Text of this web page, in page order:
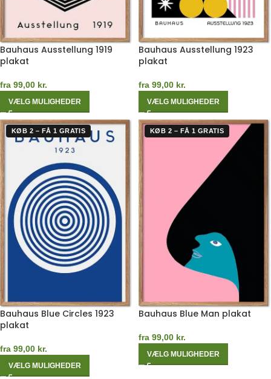
Bauhaus Ausstellung 1919
plakat
fra 99,00 kr.
VÆLG MULIGHEDER
Bauhaus Ausstellung 1923
plakat
fra 99,00 kr.
VÆLG MULIGHEDER
KØB 2 – FÅ 1 GRATIS
Bauhaus Blue Circles 1923
plakat
fra 99,00 kr.
VÆLG MULIGHEDER
KØB 2 – FÅ 1 GRATIS
Bauhaus Blue Man plakat
fra 99,00 kr.
VÆLG MULIGHEDER